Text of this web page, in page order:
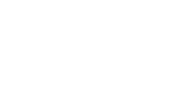
suit.